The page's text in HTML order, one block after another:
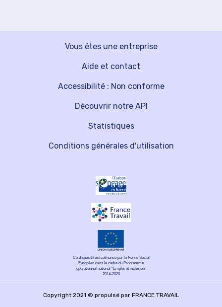
Vous êtes une entreprise
Découvrir notre API
Aide et contact
Statistiques
Accessibilité : Non conforme
Conditions générales d'utilisation
Ce dispositif est cofinancé par le Fonds Social
Européen dans le cadre du Programme
opérationnel national "Emploi et inclusion"
2014-2020
Copyright 2021 © propulsé par FRANCE TRAVAIL